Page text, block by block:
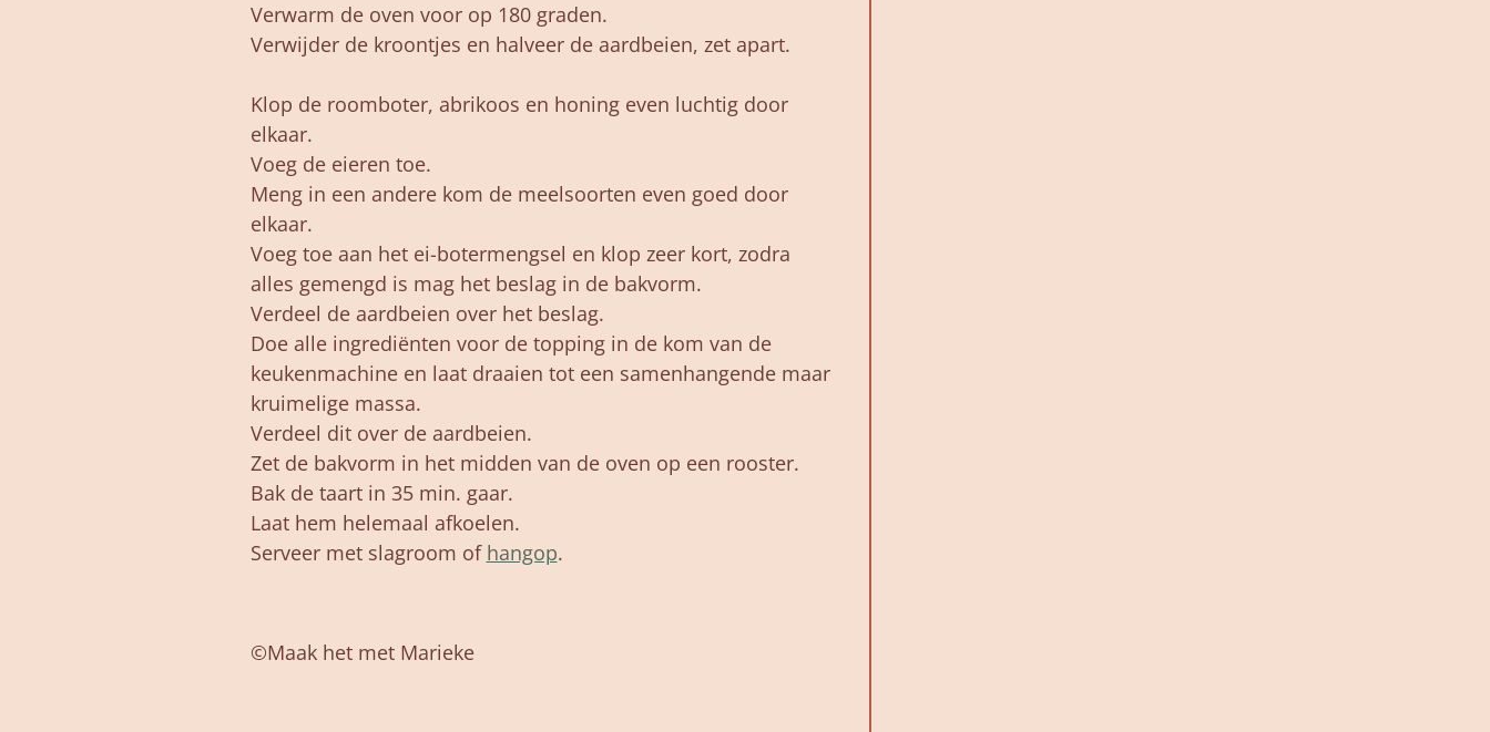
Verwarm de oven voor op 180 graden.
Verwijder de kroontjes en halveer de aardbeien, zet apart.
Klop de roomboter, abrikoos en honing even luchtig door
elkaar.
Voeg de eieren toe.
Meng in een andere kom de meelsoorten even goed door
elkaar.
Voeg toe aan het ei-botermengsel en klop zeer kort, zodra
alles gemengd is mag het beslag in de bakvorm.
Verdeel de aardbeien over het beslag.
Doe alle ingrediënten voor de topping in de kom van de
keukenmachine en laat draaien tot een samenhangende maar
kruimelige massa.
Verdeel dit over de aardbeien.
Zet de bakvorm in het midden van de oven op een rooster.
Bak de taart in 35 min. gaar.
Laat hem helemaal afkoelen.
Serveer met slagroom of hangop.
©Maak het met Marieke